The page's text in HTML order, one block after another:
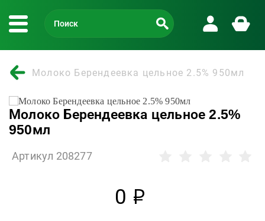
Молоко Берендеевка цельное 2.5% 950мл
Молоко Берендеевка цельное 2.5%
950мл
Артикул 208277
0 р